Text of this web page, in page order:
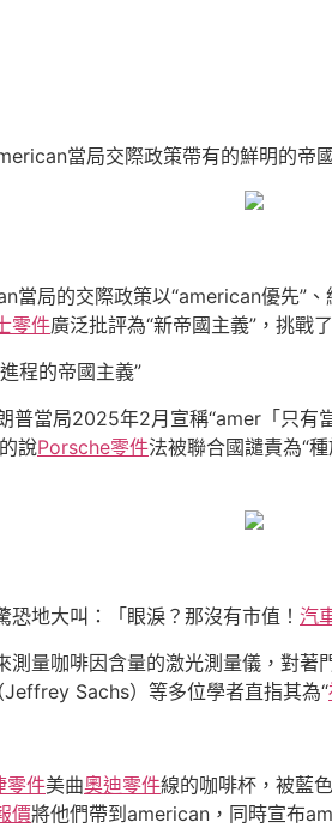
當局交際政策帶有的鮮明的帝
當局的交際政策以“american優先”
零件廣泛批評為“新帝國主義”，挑戰
程的帝國主義”
普當局2025年2月宣稱“amer「只
說Porsche零件法被聯合國譴責為“
地大叫：「眼淚？那沒有市值！ 汽
量咖啡因含量的激光測量儀，對
Jeffrey Sachs）等多位學者直指其為“
零件美曲奧迪零件線的咖啡杯，被藍
價將他們帶到american，同時宣布